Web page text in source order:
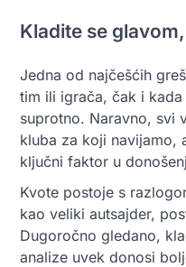
Kladite se
Jedna od najčešćih
tim ili igrača, čak i
suprotno. Naravno, svi
kluba za koji navijamo,
ključni faktor u
Kvote postoje s
kao veliki autsajder,
Dugoročno gledano,
analize uvek donosi